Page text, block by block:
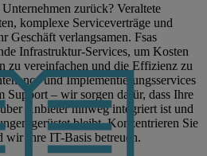
zurück? Veraltete
komplexe Serviceverträge und
Geschäft verlangsamen. Fsas
Infrastruktur-Services, um Kosten
zu vereinfachen und die Effizienz zu
und Implementierungsservices
Support – wir sorgen dafür, dass Ihre
Anbieter hinweg integriert ist und
gerüstet bleibt. Konzentrieren Sie
wir Ihre IT-Basis betreuen.